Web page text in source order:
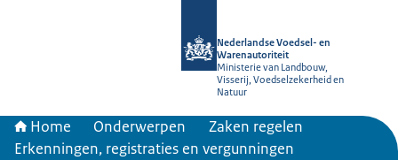
Nederlandse Voedsel- en
Warenautoriteit
Ministerie van Landbouw,
Visserij, Voedselzekerheid en
Natuur
Home Onderwerpen
Zaken regelen
Erkenningen, registraties en vergunningen